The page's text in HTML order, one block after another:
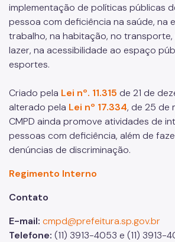
implementação de políticas públicas
pessoa com deficiência na saúde, na
trabalho, na habitação, no transporte,
lazer, na acessibilidade ao espaço
esportes.
Criado pela Lei nº. 11.315 de 21 de
alterado pela Lei nº 17.334, de 25 de
CMPD ainda promove atividades de
pessoas com deficiência, além de
denúncias de discriminação.
Regimento Interno
Contato
E-mail: cmpd@prefeitura.sp.gov.br
Telefone: (11) 3913-4053 e (11) 3913-